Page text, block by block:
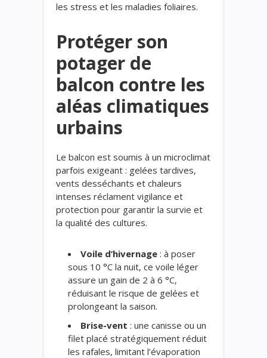
les stress et les maladies foliaires.
Protéger son
potager de
balcon contre les
aléas climatiques
urbains
Le balcon est soumis à un microclimat
parfois exigeant : gelées tardives,
vents desséchants et chaleurs
intenses réclament vigilance et
protection pour garantir la survie et
la qualité des cultures.
Voile d’hivernage : à poser
sous 10 °C la nuit, ce voile léger
assure un gain de 2 à 6 °C,
réduisant le risque de gelées et
prolongeant la saison.
Brise-vent : une canisse ou un
filet placé stratégiquement réduit
les rafales, limitant l’évaporation